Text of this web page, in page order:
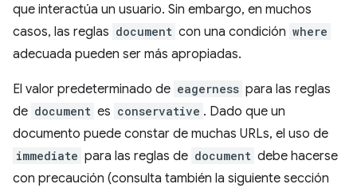
que interactúa un usuario. Sin embargo, en muchos
casos, las reglas document con una condición where
adecuada pueden ser más apropiadas.
El valor predeterminado de eagerness para las reglas
de document es conservative . Dado que un
documento puede constar de muchas URLs, el uso de
immediate para las reglas de document debe hacerse
con precaución (consulta también la siguiente sección